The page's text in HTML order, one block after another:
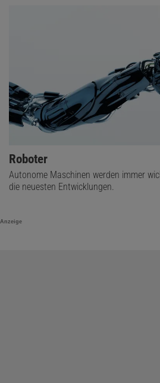
Roboter
Autonome Maschinen werden immer
die neuesten Entwicklungen.
Anzeige